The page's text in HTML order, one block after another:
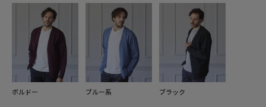
ボルドー ブルー系 ブラック